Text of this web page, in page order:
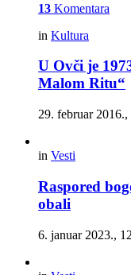
13 Komentara
in Kultura
U Ovči je
Malom Ritu“
29. februar 2016.,
in Vesti
Raspored
obali
6. januar 2023.,